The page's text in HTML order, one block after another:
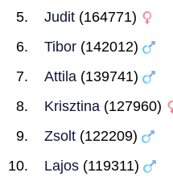
Judit (164771)
Tibor (142012)
Attila (139741)
Krisztina (127960)
Zsolt (122209)
Lajos (119311)